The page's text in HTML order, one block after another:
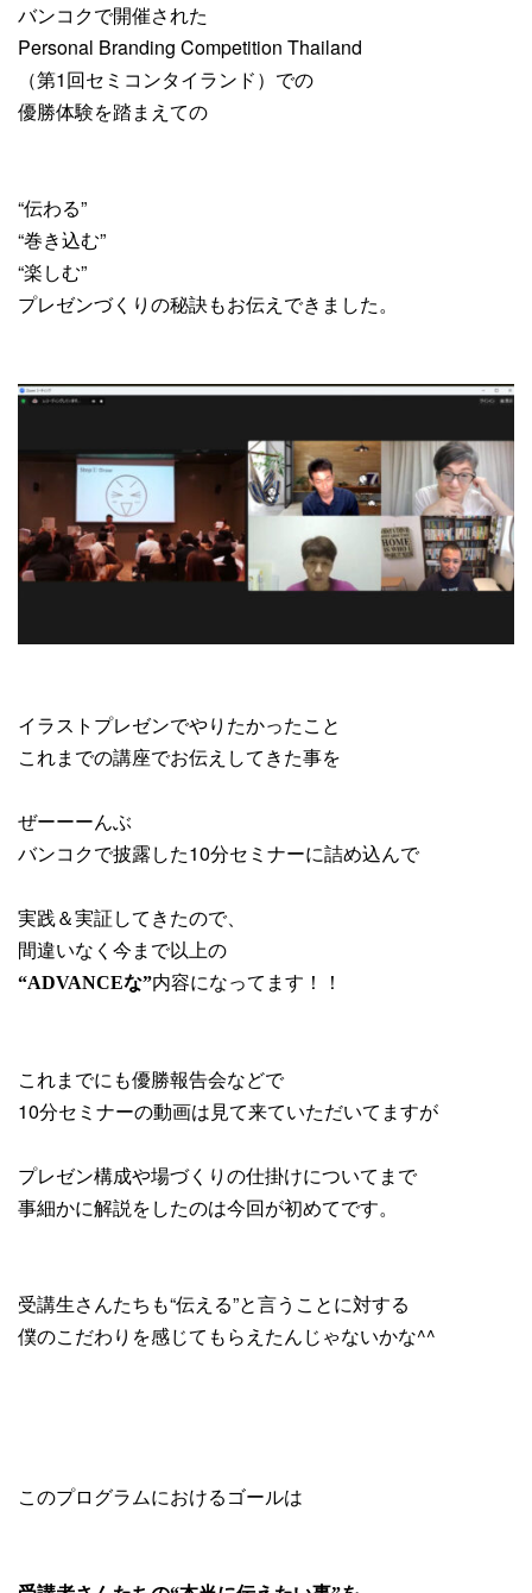
バンコクで開催された
Personal Branding Competition Thailand
（第1回セミコンタイランド）での
優勝体験を踏まえての
“伝わる”
“巻き込む”
“楽しむ”
プレゼンづくりの秘訣もお伝えできました。
イラストプレゼンでやりたかったこと
これまでの講座でお伝えしてきた事を
ぜーーーんぶ
バンコクで披露した10分セミナーに詰め込んで
実践＆実証してきたので、
間違いなく今まで以上の
“ADVANCEな”内容になってます！！
これまでにも優勝報告会などで
10分セミナーの動画は見て来ていただいてますが
プレゼン構成や場づくりの仕掛けについてまで
事細かに解説をしたのは今回が初めてです。
受講生さんたちも“伝える”と言うことに対する
僕のこだわりを感じてもらえたんじゃないかな^^
このプログラムにおけるゴールは